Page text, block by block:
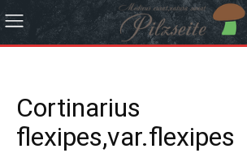
Cortinarius
flexipes,var.flexipes